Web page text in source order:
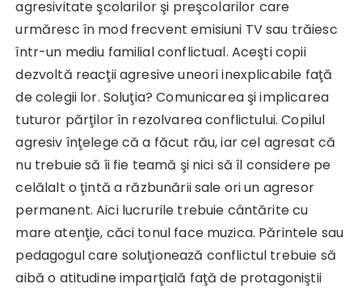
agresivitate şcolarilor şi preşcolarilor care
urmăresc în mod frecvent emisiuni TV sau trăiesc
într-un mediu familial conflictual. Aceşti copii
dezvoltă reacţii agresive uneori inexplicabile faţă
de colegii lor. Soluţia? Comunicarea şi implicarea
tuturor părţilor în rezolvarea conflictului. Copilul
agresiv înţelege că a făcut rău, iar cel agresat că
nu trebuie să îi fie teamă şi nici să îl considere pe
celălalt o ţintă a răzbunării sale ori un agresor
permanent. Aici lucrurile trebuie cântărite cu
mare atenţie, căci tonul face muzica. Părintele sau
pedagogul care soluţionează conflictul trebuie să
aibă o atitudine imparţială faţă de protagoniştii